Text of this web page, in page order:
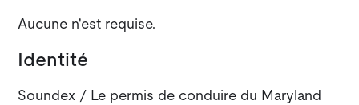
Aucune n'est requise.
Identité
Soundex / Le permis de conduire du Maryland